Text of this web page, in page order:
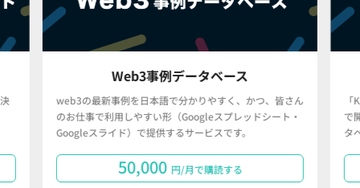
Web3事例データベース
web3の最新事例を日本語で分かりやすく、かつ、皆さん
のお仕事で利用しやすい形（Googleスプレッドシート・
Googleスライド）で提供するサービスです。
50,000 円/月で購読する
で
タ